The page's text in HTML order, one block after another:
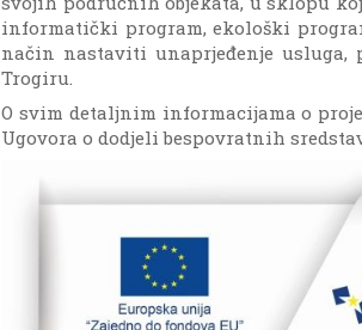
informatički program, ekološki
način nastaviti unaprjeđenje
Trogiru.
O svim detaljnim informacijama o
Ugovora o dodjeli bespovratnih